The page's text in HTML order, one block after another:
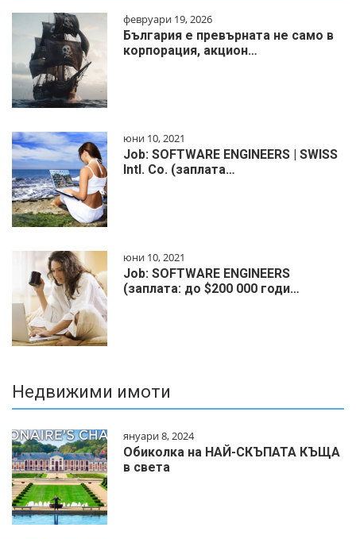
февруари 19, 2026
България е превърната не само в
корпорация, акцион…
юни 10, 2021
Job: SOFTWARE ENGINEERS | SWISS
Intl. Co. (заплата…
юни 10, 2021
Job: SOFTWARE ENGINEERS
(заплата: до $200 000 годи…
Недвижими имоти
януари 8, 2024
Обиколка на НАЙ-СКЪПАТА КЪЩА
в света